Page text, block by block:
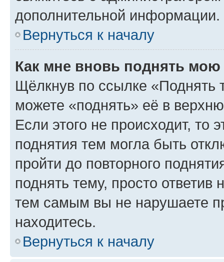
дополнительной информации.
Вернуться к началу
Как мне вновь поднять мою
Щёлкнув по ссылке «Поднять
можете «поднять» её в
Если этого не происходит, то
поднятия тем могла быть
пройти до повторного
поднять тему, просто ответив
тем самым вы не нарушаете
находитесь.
Вернуться к началу